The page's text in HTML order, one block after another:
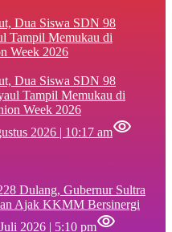
Dua Siswa SDN 98
Tampil Memukau di
Week 2026
2026 | 10:17 am
Dulang, Gubernur Sultra
Ajak KKMM Bersinergi
2026 | 5:10 pm